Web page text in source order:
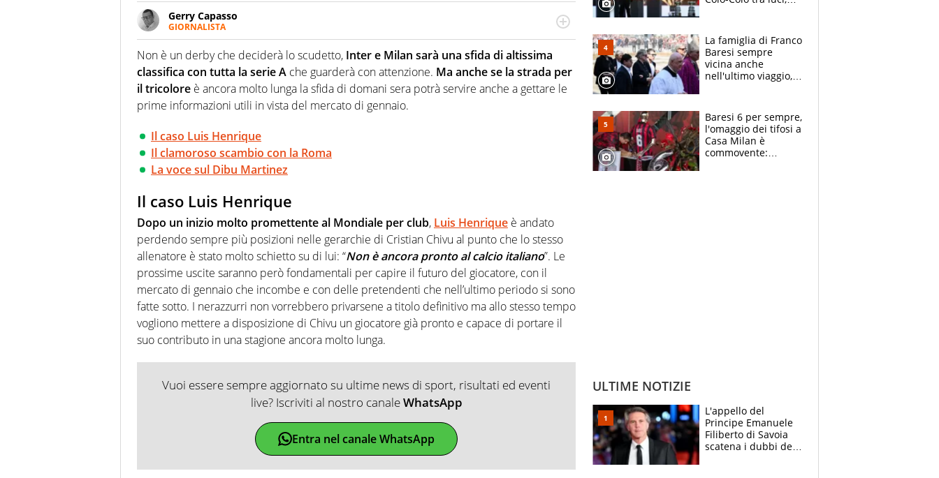
Gerry Capasso
GIORNALISTA
Per lui gli sport americani non hanno segreti: basket, football, baseball e la capacità
innata di trovare la notizia dove altri non vedono granché
Non è un derby che deciderà lo scudetto, Inter e Milan sarà una sfida di altissima
classifica con tutta la serie A che guarderà con attenzione. Ma anche se la strada per
il tricolore è ancora molto lunga la sfida di domani sera potrà servire anche a gettare le
prime informazioni utili in vista del mercato di gennaio.
Il caso Luis Henrique
Il clamoroso scambio con la Roma
La voce sul Dibu Martinez
Il caso Luis Henrique
Dopo un inizio molto promettente al Mondiale per club, Luis Henrique è andato
perdendo sempre più posizioni nelle gerarchie di Cristian Chivu al punto che lo stesso
allenatore è stato molto schietto su di lui: “Non è ancora pronto al calcio italiano”. Le
prossime uscite saranno però fondamentali per capire il futuro del giocatore, con il
mercato di gennaio che incombe e con delle pretendenti che nell’ultimo periodo si sono
fatte sotto. I nerazzurri non vorrebbero privarsene a titolo definitivo ma allo stesso tempo
vogliono mettere a disposizione di Chivu un giocatore già pronto e capace di portare il
suo contributo in una stagione ancora molto lunga.
Vuoi essere sempre aggiornato su ultime news di sport, risultati ed eventi
live? Iscriviti al nostro canaleWhatsApp
Entra nel canale WhatsApp
La famiglia di Franco
Baresi sempre
vicina anche
nell'ultimo viaggio,
circondati
dall'affetto dei tifosi
Baresi 6 per sempre,
l'omaggio dei tifosi a
Casa Milan è
commovente:
ULTIME NOTIZIE
L'appello del
Principe Emanuele
Filiberto di Savoia
scatena i dubbi dei